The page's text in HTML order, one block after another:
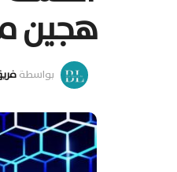
هجين
بواسطة